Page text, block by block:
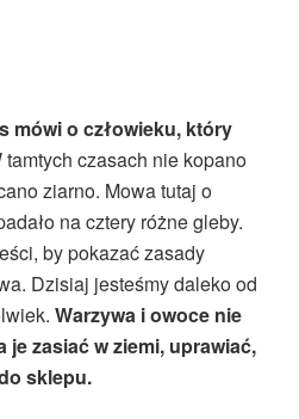
mówi o człowieku, który
tamtych czasach nie kopano
ziarno. Mowa tutaj o
na cztery różne gleby.
by pokazać zasady
Dzisiaj jesteśmy daleko od
Warzywa i owoce nie
je zasiać w ziemi, uprawiać,
sklepu.